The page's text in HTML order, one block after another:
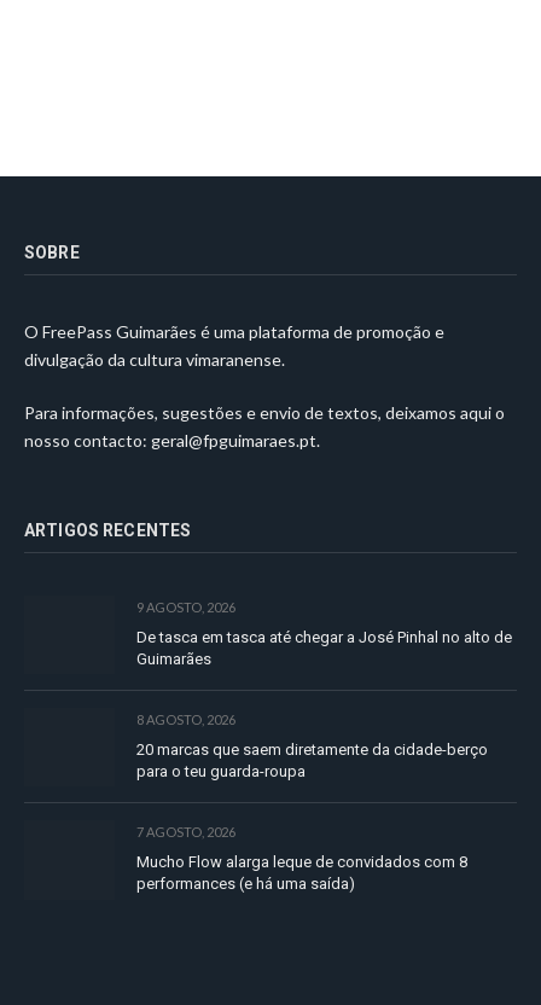
SOBRE
O FreePass Guimarães é uma plataforma de promoção e
divulgação da cultura vimaranense.
Para informações, sugestões e envio de textos, deixamos aqui o
nosso contacto: geral@fpguimaraes.pt.
ARTIGOS RECENTES
9 AGOSTO, 2026
De tasca em tasca até chegar a José Pinhal no alto de
Guimarães
8 AGOSTO, 2026
20 marcas que saem diretamente da cidade-berço
para o teu guarda-roupa
7 AGOSTO, 2026
Mucho Flow alarga leque de convidados com 8
performances (e há uma saída)